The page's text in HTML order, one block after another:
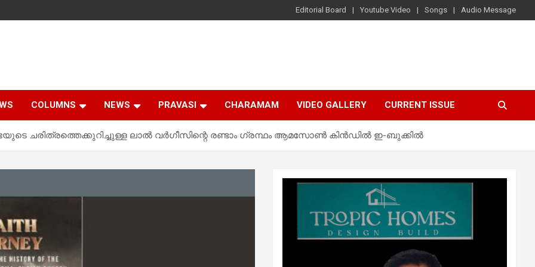
Editorial Board Youtube Video Songs Audio Message
COLUMNS NEWS PRAVASI CHARAMAM VIDEO GALLERY CURRENT ISSUE
ചരിത്രത്തെക്കുറിച്ചുള്ള ലാൽ വർഗീസിന്റെ രണ്ടാം ഗ്രന്ഥം ആമസോൺ കിൻഡിൽ ഇ-ബുക്കിൽ